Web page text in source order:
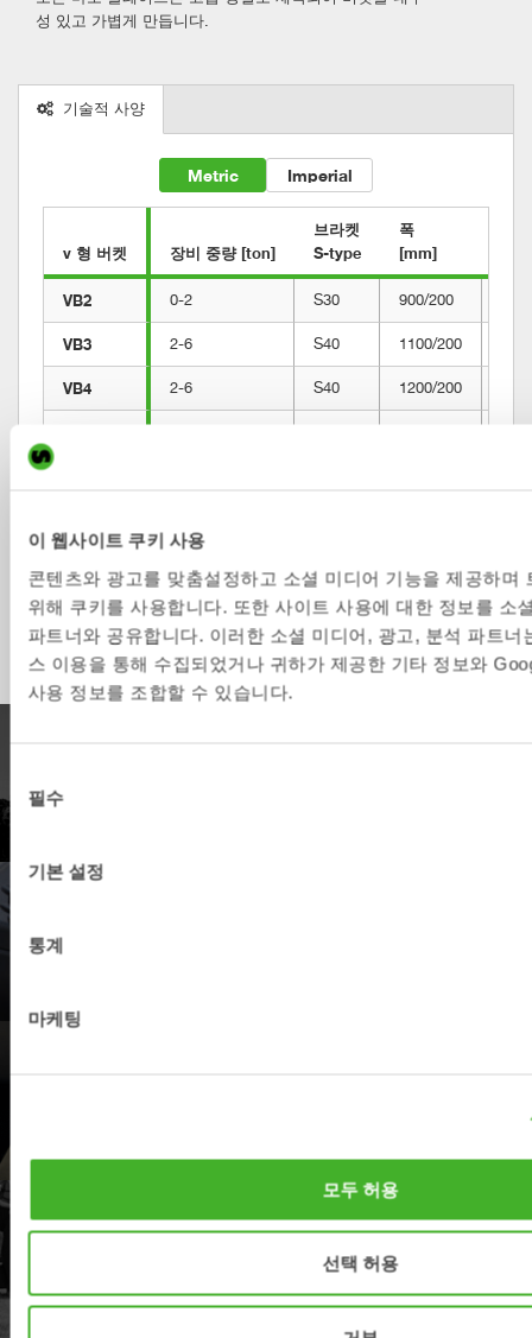
이 웹사이트 쿠키 사용
콘텐츠와 광고를 맞춤설정하고 소셜 미디어 기능을 제공하며
위해 쿠키를 사용합니다. 또한 사이트 사용에 대한 정보를 소
파트너와 공유합니다. 이러한 소셜 미디어, 광고, 분석 파트너
스 이용을 통해 수집되었거나 귀하가 제공한 기타 정보와
사용 정보를 조합할 수 있습니다.
의
택
필수
기본 설정
통계
마케팅
모두 허용
선택 허용
성 있고 가볍게 만듭니다.
기술적 사양
Metric Imperial
v 형 버켓 장비 중량 [ton]
브라켓
S-type
폭
[mm]
VB2 0-2 S30 900/200
VB3 2-6 S40 1100/200
VB4 2-6 S40 1200/200
240
VB20 16-22 S70 2000/350 600
제품사양을 보세요.
제품등록